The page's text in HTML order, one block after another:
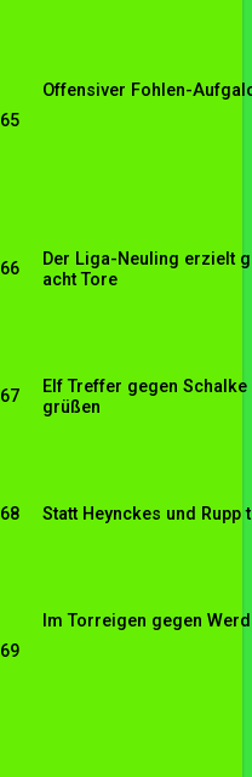
Offensiver Fohlen-
Der Liga-Neuling erzielt
acht Tore
Elf Treffer gegen
grüßen
Statt Heynckes und
Im Torreigen gegen